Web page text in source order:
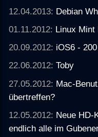
12.04.2013: Debian
01.11.2012: Linux Mint
20.09.2012: iOS6 -
22.06.2012:Toby
27.05.2012: Mac-
übertreffen?
12.05.2012: Neue HD-
endlich alle im